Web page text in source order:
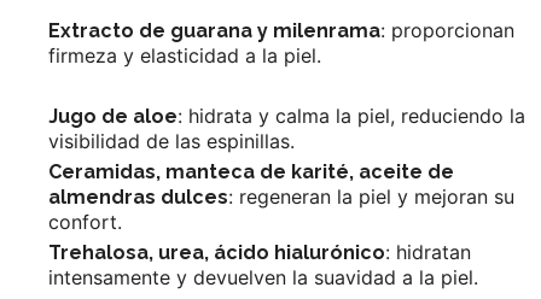
Extracto de guarana y milenrama: proporcionan
firmeza y elasticidad a la piel.
Jugo de aloe: hidrata y calma la piel, reduciendo la
visibilidad de las espinillas.
Ceramidas, manteca de karité, aceite de
almendras dulces: regeneran la piel y mejoran su
confort.
Trehalosa, urea, ácido hialurónico: hidratan
intensamente y devuelven la suavidad a la piel.